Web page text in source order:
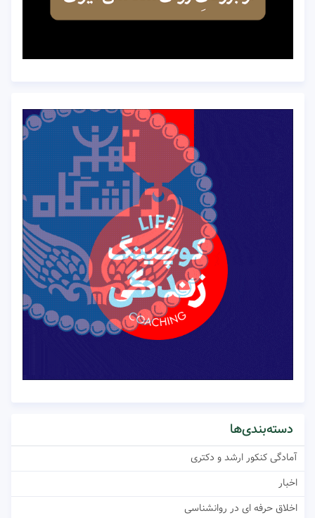
دسته‌بندی‌ها
آمادگی کنکور ارشد و دکتری
اخبار
اخلاق حرفه ای در روانشناسی